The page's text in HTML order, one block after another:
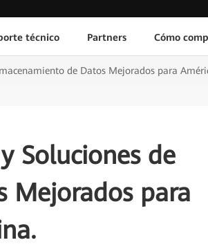
técnico Partners Cómo
de Datos Mejorados para
Soluciones de
Mejorados para